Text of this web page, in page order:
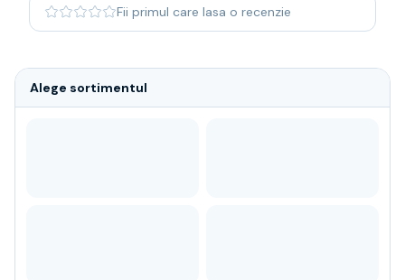
Blanded Japanese
Canadian
Rom
Vodka
Fii primul care lasa o recenzie
Alege sortimentul